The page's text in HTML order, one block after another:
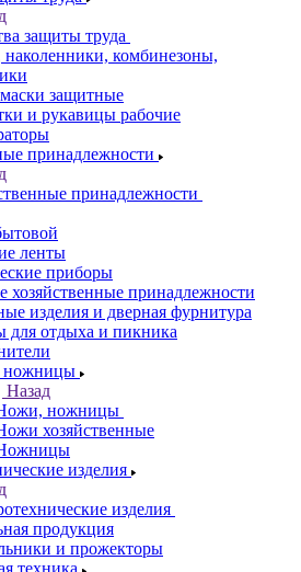
защиты труда
наколенники, комбинезоны,
защитные
и рукавицы рабочие
принадлежности
принадлежности
ленты
приборы
хозяйственные принадлежности
изделия и дверная фурнитура
для отдыха и пикника
Назад
ножницы
хозяйственные
изделия
изделия
продукция
и прожекторы
техника